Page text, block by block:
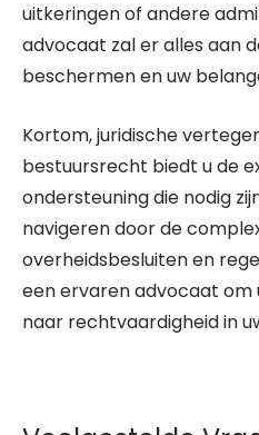
uitkeringen of andere
advocaat zal er alles aan
beschermen en uw
Kortom, juridische
bestuursrecht biedt u de
ondersteuning die nodig
navigeren door de
overheidsbesluiten en
een ervaren advocaat om
naar rechtvaardigheid in